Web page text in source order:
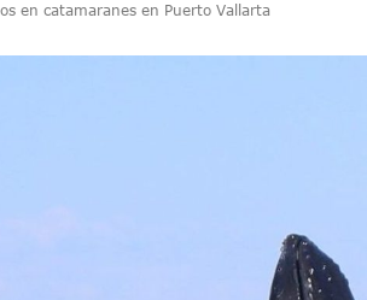
Tras Viajar A Puerto Vallarta Por Una
Su Combate Al CJNG Con Nuevos Cargos Y
Colmenares Márquez, Desaparecido En Puerto
en catamaranes en Puerto Vallarta